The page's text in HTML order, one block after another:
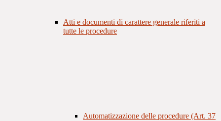
Atti e documenti di carattere generale riferiti a
tutte le procedure
Automatizzazione delle procedure (Art. 37